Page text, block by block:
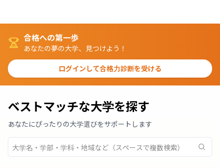
合格への第一歩
あなたの夢の大学、見つけよう！
ログインして合格力診断を受ける
ベストマッチな大学を探す
あなたにぴったりの大学選びをサポートします